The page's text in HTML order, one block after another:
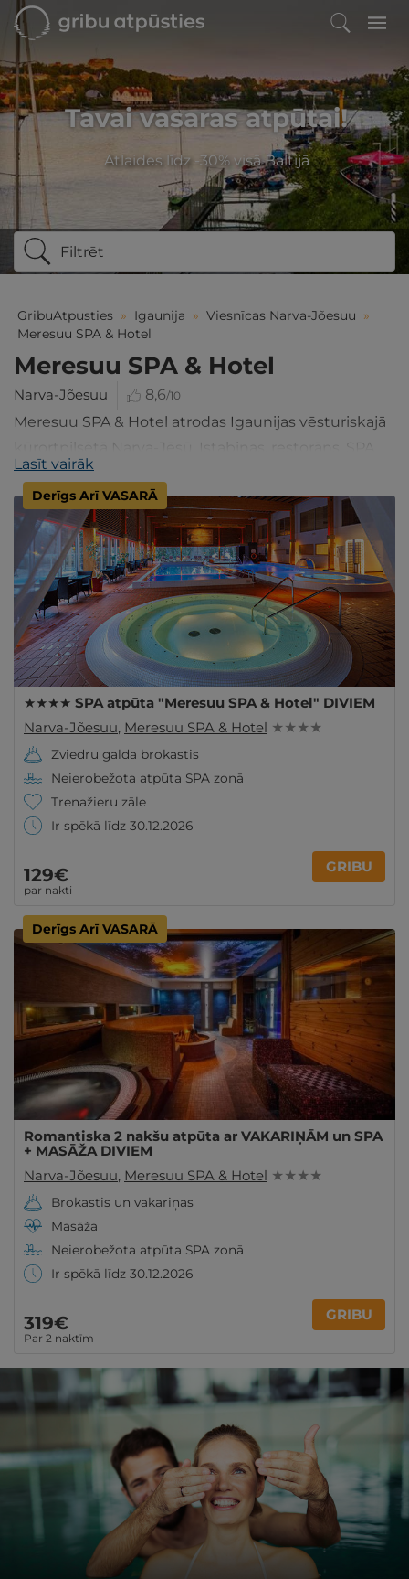
Tavai vasaras atpūtai!
Atlaides līdz -30% visā Baltijā
Filtrēt
GribuAtpusties » Igaunija » Viesnīcas Narva-Jõesuu »
Meresuu SPA & Hotel
Meresuu SPA & Hotel
Narva-Jõesuu 8,6/10
Meresuu SPA & Hotel atrodas Igaunijas vēsturiskajā
kūrortpilsētā Narva-Jēsū. Istabiņas, restorāns, SPA
un pirts centrs, sporta klubs un cits. Ienāciet!
Lasīt vairāk
Derīgs Arī VASARĀ
★★★★ SPA atpūta "Meresuu SPA & Hotel" DIVIEM
Narva-Jõesuu, Meresuu SPA & Hotel ★ ★ ★ ★
Zviedru galda brokastis
Neierobežota atpūta SPA zonā
Trenažieru zāle
Ir spēkā līdz 30.12.2026
129€
par nakti
GRIBU
Derīgs Arī VASARĀ
Romantiska 2 nakšu atpūta ar VAKARIŅĀM un SPA
+ MASĀŽA DIVIEM
Narva-Jõesuu, Meresuu SPA & Hotel ★ ★ ★ ★
Brokastis un vakariņas
Masāža
Neierobežota atpūta SPA zonā
Ir spēkā līdz 30.12.2026
319€
Par 2 naktīm
GRIBU